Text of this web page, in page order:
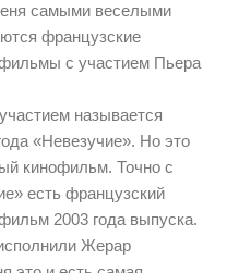
самыми веселыми
французские
с участием Пьера
называется
«Невезучие». Но это
кинофильм. Точно с
есть французский
2003 года выпуска.
Жерар